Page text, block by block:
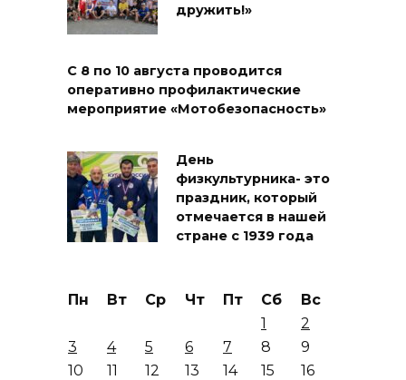
дружить!»
С 8 по 10 августа проводится
оперативно профилактические
мероприятие «Мотобезопасность»
День
физкультурника- это
праздник, который
отмечается в нашей
стране с 1939 года
Пн Вт Ср Чт Пт Сб
Вс
1
2
3
4 5 6 7 8
9
10
11 12 13 14 15
16